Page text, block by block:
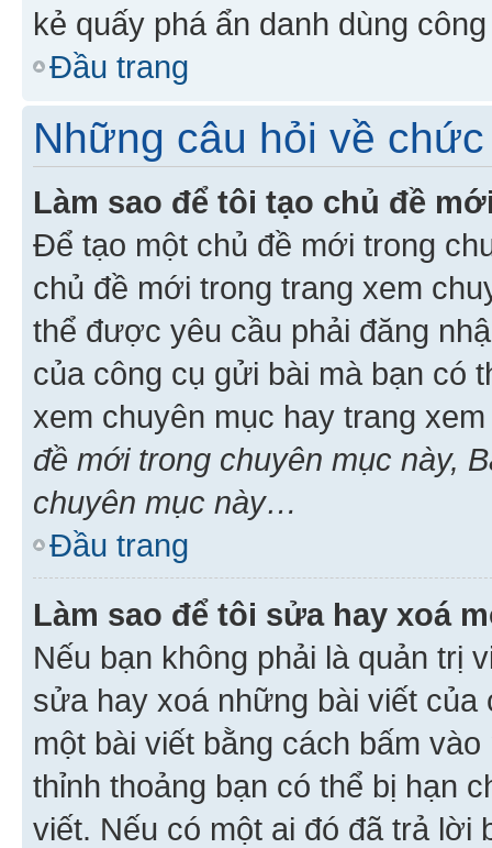
kẻ quấy phá ẩn danh dùng
Đầu trang
Những câu hỏi về
Làm sao để tôi tạo chủ đề
Để tạo một chủ đề mới trong
chủ đề mới trong trang xem
thể được yêu cầu phải đăng
của công cụ gửi bài mà bạn có
xem chuyên mục hay trang
đề mới trong chuyên mục này,
chuyên mục này…
Đầu trang
Làm sao để tôi sửa hay xoá
Nếu bạn không phải là quản trị
sửa hay xoá những bài viết
một bài viết bằng cách bấm
thỉnh thoảng bạn có thể bị hạn
viết. Nếu có một ai đó đã trả lời